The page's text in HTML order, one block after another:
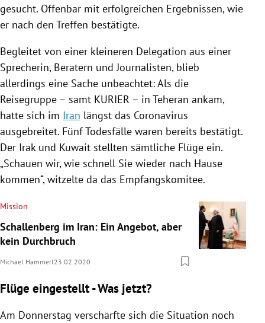
gesucht. Offenbar mit erfolgreichen Ergebnissen, wie
er nach den Treffen bestätigte.
Begleitet von einer kleineren Delegation aus einer
Sprecherin, Beratern und Journalisten, blieb
allerdings eine Sache unbeachtet: Als die
Reisegruppe – samt KURIER – in Teheran ankam,
hatte sich im Iran längst das Coronavirus
ausgebreitet. FünfTodesfälle waren bereits bestätigt.
Der Irakund Kuwait stellten sämtliche Flüge ein.
„Schauen wir, wie schnell Sie wieder nach Hause
kommen“, witzelte da das Empfangskomitee.
Mission
Schallenberg im Iran: Ein Angebot, aber
kein Durchbruch
Michael Hammerl 23.02.2020
Flüge eingestellt - Was jetzt?
Am Donnerstag verschärfte sich die Situation noch